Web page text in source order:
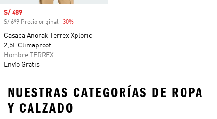
Precio de venta
S/ 489
S/ 699 Precio original -30%
Casaca Anorak Terrex Xploric
2,5L Climaproof
Hombre TERREX
Envío Gratis
NUESTRAS CATEGORÍAS DE ROPA
Y CALZADO